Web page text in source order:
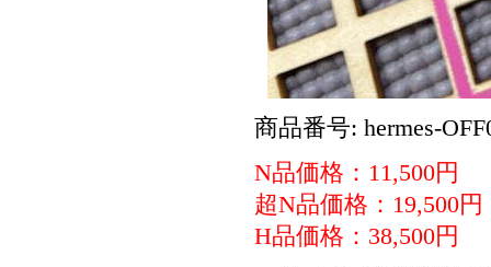
商品番号: hermes-
N品価格：11,500円
超N品価格：19,500円
H品価格：38,500円